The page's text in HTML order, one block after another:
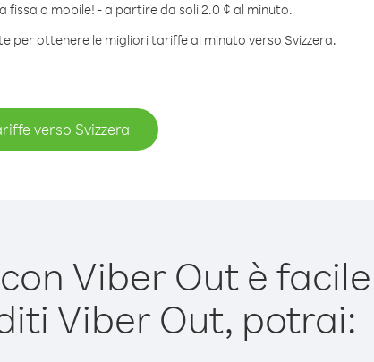
fissa o mobile! - a partire da soli 2.0 ¢ al minuto.
ottenere le migliori tariffe al minuto verso Svizzera.
verso Svizzera
Viber Out è
Viber Out, potrai: